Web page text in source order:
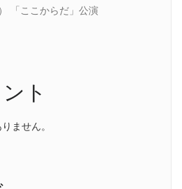
「ここからだ」公演
ト
ません。